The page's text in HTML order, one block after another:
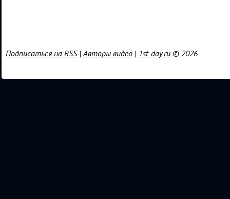
Подписаться на RSS|Авторы видео | 1st-day.ru © 2026